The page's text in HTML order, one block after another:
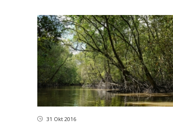
31 Okt 2016